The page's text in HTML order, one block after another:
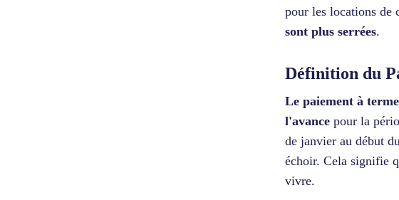
pour les locations de
sont plus serrées.
Définition du
Le paiement à
l'avance pour la
de janvier au début
échoir. Cela signifie
vivre.